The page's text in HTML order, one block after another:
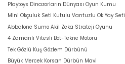
Playtoys Dinazorların Dünyası Oyun Kumu
Mini Okçuluk Seti Kutulu Vantuzlu Ok Yay Seti
Abbalone Sumo Akil Zeka Strateji Oyunu
4 Zamanlı Vitesli Bot-Tekne Motoru
Tek Gözlü Kuş Gözlem Dürbünü
Büyük Mercek Korsan Dürbün Mavi